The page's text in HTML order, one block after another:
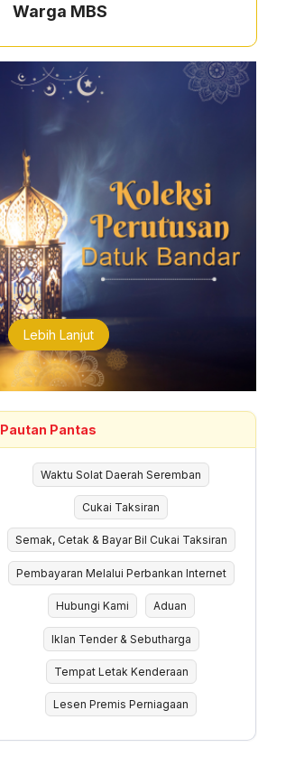
Warga MBS
Lebih Lanjut
Pautan Pantas
Waktu Solat Daerah Seremban
Cukai Taksiran
Semak, Cetak & Bayar Bil Cukai Taksiran
Pembayaran Melalui Perbankan Internet
Hubungi Kami Aduan
Iklan Tender & Sebutharga
Tempat Letak Kenderaan
Lesen Premis Perniagaan